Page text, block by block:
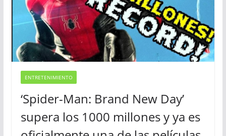
ENTRETENIMIENTO
‘Spider-Man: Brand New Day’
supera los 1000 millones y ya es